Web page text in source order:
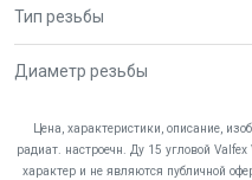
Тип резьбы
Диаметр резьбы
Цена, характеристики, описание,
радиат. настроечн. Ду 15 угловой
характер и не являются публичной